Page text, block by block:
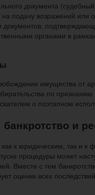
документа
подачу возражений или
документов,
органами в
имущества от
по
о поэтапном
и
к юридическим, так и к
процедуры может
Вместе с тем
оценки всех